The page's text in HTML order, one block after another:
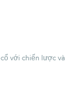
với chiến lược và